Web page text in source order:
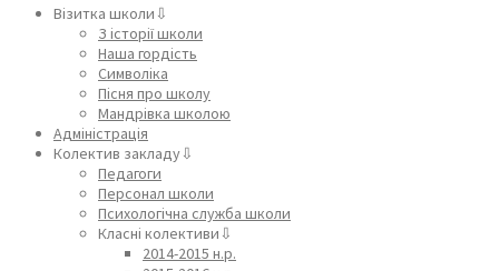
Візитка школи⇩
З історії школи
Наша гордість
Символіка
Пісня про школу
Мандрівка школою
Адміністрація
Колектив закладу⇩
Педагоги
Персонал школи
Психологічна служба школи
Класні колективи⇩
2014-2015 н.р.